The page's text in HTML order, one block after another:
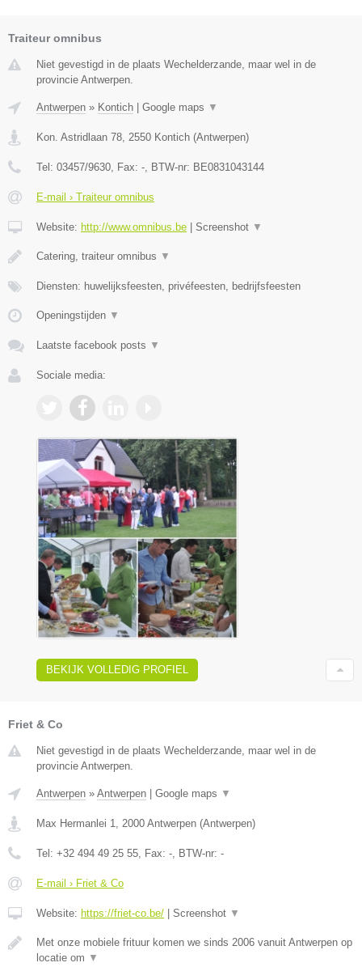
Traiteur omnibus
Niet gevestigd in de plaats Wechelderzande, maar wel in de
provincie Antwerpen.
Antwerpen » Kontich Google maps ▼
Kon. Astridlaan 78, 2550 Kontich (Antwerpen)
Tel: 03457/9630, Fax: -, BTW-nr: BE0831043144
E-mail › Traiteur omnibus
Website: http://www.omnibus.be Screenshot ▼
Catering, traiteur omnibus ▼
Diensten: huwelijksfeesten, privéfeesten, bedrijfsfeesten
Openingstijden ▼
Laatste facebook posts ▼
Sociale media:
BEKIJK VOLLEDIG PROFIEL
Friet & Co
Niet gevestigd in de plaats Wechelderzande, maar wel in de
provincie Antwerpen.
Antwerpen » Antwerpen Google maps ▼
Max Hermanlei 1, 2000 Antwerpen (Antwerpen)
Tel: +32 494 49 25 55, Fax: -, BTW-nr: -
E-mail › Friet & Co
Website: https://friet-co.be/ Screenshot ▼
Met onze mobiele frituur komen we sinds 2006 vanuit Antwerpen op
locatie om ▼